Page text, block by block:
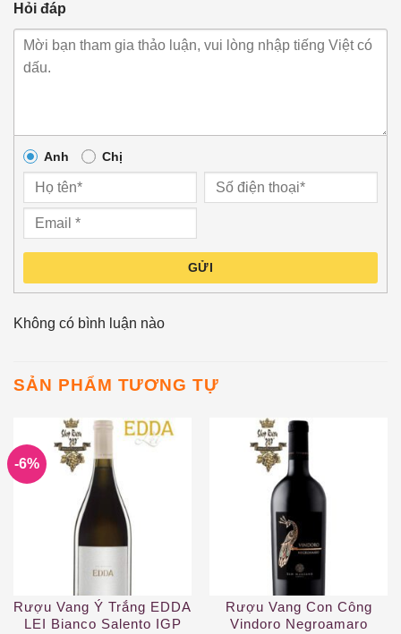
Hỏi đáp
Anh Chị
GỬI
Không có bình luận nào
SẢN PHẨM TƯƠNG TỰ
-6%
Rượu Vang Ý Trắng EDDA
LEI Bianco Salento IGP
Rượu Vang Con Công
Vindoro Negroamaro